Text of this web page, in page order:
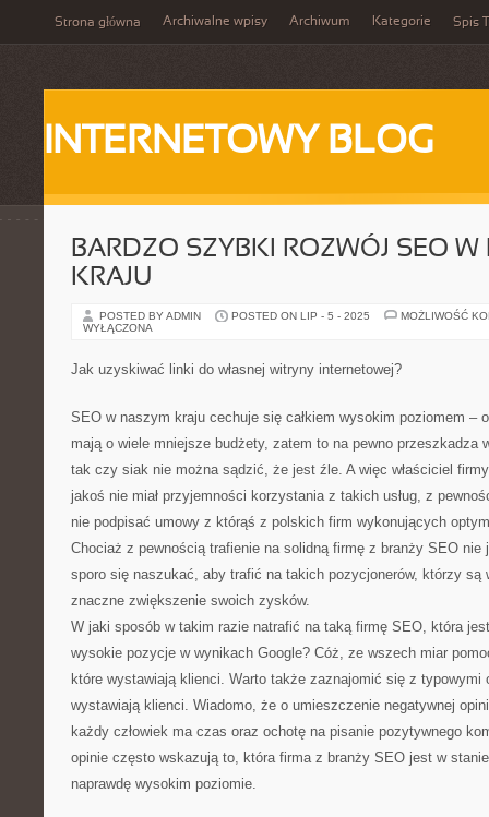
Strona główna Archiwalne wpisy Archiwum Kategorie Spis
INTERNETOWY BLOG
BARDZO SZYBKI ROZWÓJ SEO
KRAJU
POSTED BY ADMIN POSTED ON LIP - 5 - 2025
MOŻLIWOŚĆ
WYŁĄCZONA
Jak uzyskiwać linki do własnej witryny internetowej?
SEO w naszym kraju cechuje się całkiem wysokim poziomem –
mają o wiele mniejsze budżety, zatem to na pewno przeszkadza
tak czy siak nie można sądzić, że jest źle. A więc właściciel
jakoś nie miał przyjemności korzystania z takich usług, z
nie podpisać umowy z którąś z polskich firm wykonujących
Chociaż z pewnością trafienie na solidną firmę z branży SEO nie
sporo się naszukać, aby trafić na takich pozycjonerów, którzy są
znaczne zwiększenie swoich zysków.
W jaki sposób w takim razie natrafić na taką firmę SEO, która
wysokie pozycje w wynikach Google? Cóż, ze wszech miar
które wystawiają klienci. Warto także zaznajomić się z typowymi
wystawiają klienci. Wiadomo, że o umieszczenie negatywnej
każdy człowiek ma czas oraz ochotę na pisanie pozytywnego
opinie często wskazują to, która firma z branży SEO jest w
naprawdę wysokim poziomie.